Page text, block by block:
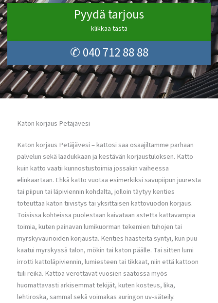
Pyydä tarjous
- klikkaa tästä -
✆ 040 712 88 88
Katon korjaus Petäjävesi
Katon korjaus Petäjävesi – kattosi saa osaajiltamme parhaan
palvelun sekä laadukkaan ja kestävän korjaustuloksen. Katto
kuin katto vaatii kunnostustoimia jossakin vaiheessa
elinkaartaan. Ehkä katto vuotaa esimerkiksi savupiipun juuresta
tai piipun tai läpiviennin kohdalta, jolloin täytyy kenties
toteuttaa katon tiivistys tai yksittäisen kattovuodon korjaus.
Toisissa kohteissa puolestaan kaivataan astetta kattavampia
toimia, kuten painavan lumikuorman tekemien tuhojen tai
myrskyvaurioiden korjausta. Kenties haasteita syntyi, kun puu
kaatui myrskyssä talon, mökin tai katon päälle. Tai sitten lumi
irrotti kattoläpiviennin, lumiesteen tai tikkaat, niin että kattoon
tuli reikä. Kattoa verottavat vuosien saatossa myös
huomattavasti arkisemmat tekijät, kuten kosteus, lika,
lehtiroska, sammal sekä voimakas auringon uv-säteily.